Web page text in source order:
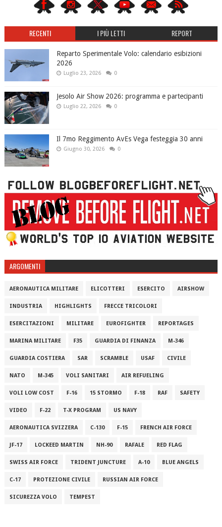
RECENTI I PIÙ LETTI REPORT
Reparto Sperimentale Volo: calendario esibizioni
2026
Luglio 23, 2026 0
Jesolo Air Show 2026: programma e partecipanti
Luglio 22, 2026 0
Il 7mo Reggimento AvEs Vega festeggia 30 anni
Giugno 30, 2026 0
ARGOMENTI
AERONAUTICA MILITARE ELICOTTERI ESERCITO AIRSHOW
INDUSTRIA HIGHLIGHTS FRECCE TRICOLORI
ESERCITAZIONI MILITARE EUROFIGHTER REPORTAGES
MARINA MILITARE F35 GUARDIA DI FINANZA M-346
GUARDIA COSTIERA SAR SCRAMBLE USAF CIVILE
NATO M-345 VOLI SANITARI AIR REFUELING
VOLI LOW COST F-16 15 STORMO F-18 RAF SAFETY
VIDEO F-22 T-X PROGRAM US NAVY
AERONAUTICA SVIZZERA C-130 F-15 FRENCH AIR FORCE
JF-17 LOCKEED MARTIN NH-90 RAFALE RED FLAG
SWISS AIR FORCE TRIDENT JUNCTURE A-10 BLUE ANGELS
C-17 PROTEZIONE CIVILE RUSSIAN AIR FORCE
SICUREZZA VOLO TEMPEST